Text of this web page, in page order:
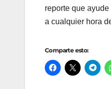
reporte que
a cualquier hora
Comparte esto: